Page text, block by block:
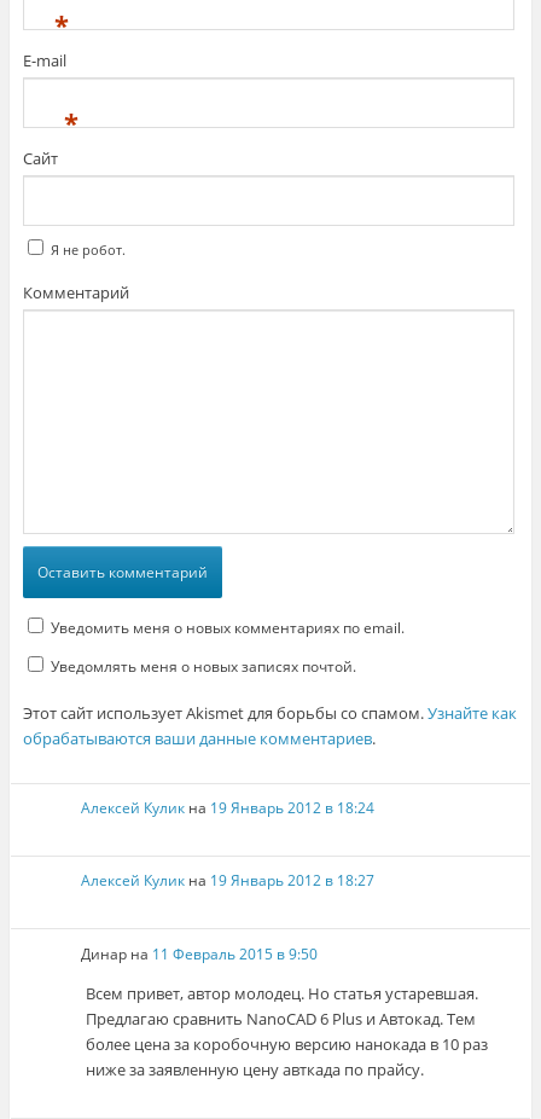
*
E-mail
*
Сайт
Я не робот.
Комментарий
Уведомить меня о новых комментариях по email.
Уведомлять меня о новых записях почтой.
Этот сайт использует Akismet для борьбы со спамом.Узнайте как
обрабатываются ваши данные комментариев.
Алексей Кулик на 19 Январь 2012 в 18:24
Алексей Кулик на 19 Январь 2012 в 18:27
Динар на 11 Февраль 2015 в 9:50
Всем привет, автор молодец. Но статья устаревшая.
Предлагаю сравнить NanoCAD 6 Plus и Автокад. Тем
более цена за коробочную версию нанокада в 10 раз
ниже за заявленную цену авткада по прайсу.